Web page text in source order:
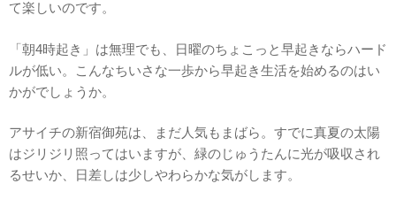
て楽しいのです。
「朝4時起き」は無理でも、日曜のちょこっと早起きならハード
ルが低い。こんなちいさな一歩から早起き生活を始めるのはい
かがでしょうか。
アサイチの新宿御苑は、まだ人気もまばら。すでに真夏の太陽
はジリジリ照ってはいますが、緑のじゅうたんに光が吸収され
るせいか、日差しは少しやわらかな気がします。